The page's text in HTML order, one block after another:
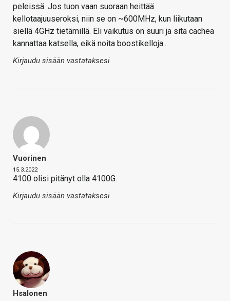
peleissä. Jos tuon vaan suoraan heittää
kellotaajuuseroksi, niin se on ~600MHz, kun liikutaan
siellä 4GHz tietämillä. Eli vaikutus on suuri ja sitä cachea
kannattaa katsella, eikä noita boostikelloja..
Kirjaudu sisään vastataksesi
Vuorinen
15.3.2022
4100 olisi pitänyt olla 4100G.
Kirjaudu sisään vastataksesi
Hsalonen